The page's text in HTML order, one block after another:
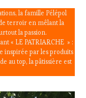
la famille Pélépol
terroir en mêlant la
la passion.
« LE PATRIARCHE » :
inspirée par les produits
au top, la pâtissière est